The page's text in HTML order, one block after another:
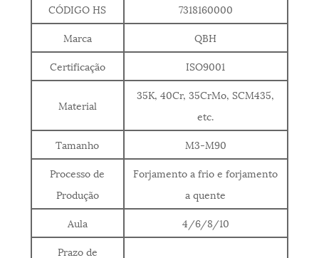
CÓDIGO HS
7318160000
Marca
QBH
Certificação
ISO9001
Material
35K, 40Cr, 35CrMo, SCM435,
etc.
Tamanho
M3-M90
Processo de
Produção
Forjamento a frio e forjamento
a quente
Aula
4/6/8/10
Prazo de